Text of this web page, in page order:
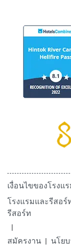
เงื่อนไขของโรงแ
โรงแรมและรีสอร์
รีสอร์ท
สมัครงาน นโย